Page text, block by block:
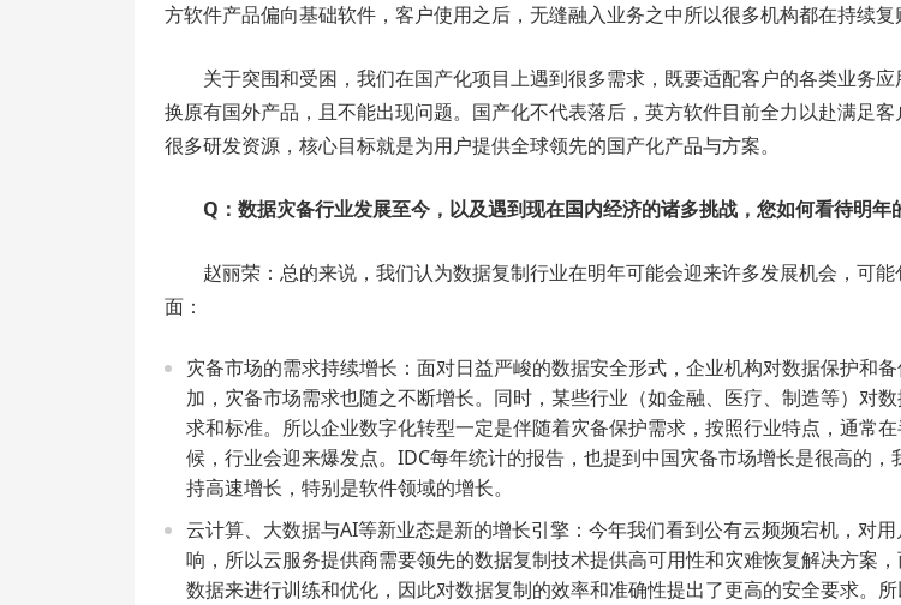
方软件产品偏向基础软件，客户使用之后，无缝融入业务之中所以很多机构都在持续复
关于突围和受困，我们在国产化项目上遇到很多需求，既要适配客户的各类业务
换原有国外产品，且不能出现问题。国产化不代表落后，英方软件目前全力以赴满足客
很多研发资源，核心目标就是为用户提供全球领先的国产化产品与方案。
Q：数据灾备行业发展至今，以及遇到现在国内经济的诸多挑战，您如何看待明年
赵丽荣：总的来说，我们认为数据复制行业在明年可能会迎来许多发展机会，可
面：
灾备市场的需求持续增长：面对日益严峻的数据安全形式，企业机构对数据保护和
加，灾备市场需求也随之不断增长。同时，某些行业（如金融、医疗、制造等）对
求和标准。所以企业数字化转型一定是伴随着灾备保护需求，按照行业特点，通常
候，行业会迎来爆发点。IDC每年统计的报告，也提到中国灾备市场增长是很高的，
持高速增长，特别是软件领域的增长。
云计算、大数据与AI等新业态是新的增长引擎：今年我们看到公有云频频宕机，对
响，所以云服务提供商需要领先的数据复制技术提供高可用性和灾难恢复解决方案
数据来进行训练和优化，因此对数据复制的效率和准确性提出了更高的安全要求。